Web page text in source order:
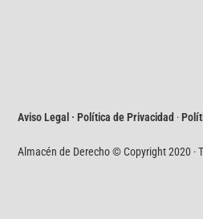
Aviso Legal · Política de Privacidad ·
Almacén de Derecho © Copyright 2020 ·